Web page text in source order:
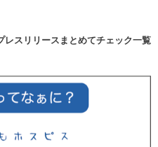
レスリリースまとめてチェック一覧